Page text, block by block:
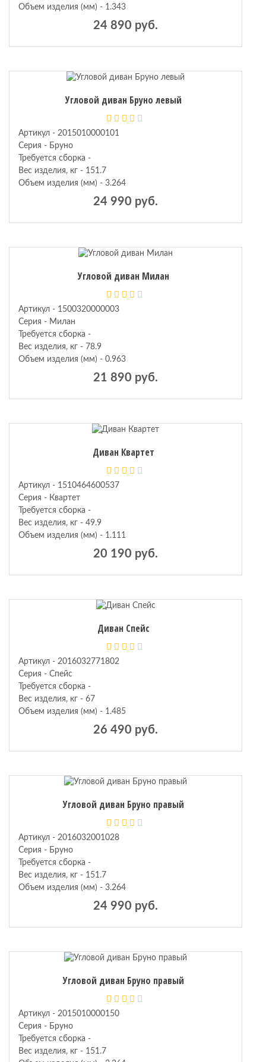
Объем изделия (мм) - 1.343
24 890 руб.
Угловой диван Бруно левый
Артикул - 2015010000101
Серия - Бруно
Требуется сборка -
Вес изделия, кг - 151.7
Объем изделия (мм) - 3.264
24 990 руб.
Угловой диван Милан
Артикул - 1500320000003
Серия - Милан
Требуется сборка -
Вес изделия, кг - 78.9
Объем изделия (мм) - 0.963
21 890 руб.
Диван Квартет
Артикул - 1510464600537
Серия - Квартет
Требуется сборка -
Вес изделия, кг - 49.9
Объем изделия (мм) - 1.111
20 190 руб.
Диван Спейс
Артикул - 2016032771802
Серия - Спейс
Требуется сборка -
Вес изделия, кг - 67
Объем изделия (мм) - 1.485
26 490 руб.
Угловой диван Бруно правый
Артикул - 2016032001028
Серия - Бруно
Требуется сборка -
Вес изделия, кг - 151.7
Объем изделия (мм) - 3.264
24 990 руб.
Угловой диван Бруно правый
Артикул - 2015010000150
Серия - Бруно
Требуется сборка -
Вес изделия, кг - 151.7